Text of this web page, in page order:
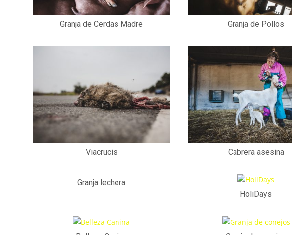
Granja de Cerdas Madre Granja de Pollos
Viacrucis Cabrera asesina
Granja lechera
HoliDays